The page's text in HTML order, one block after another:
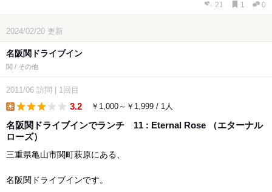
21 1 0
2024/02/20 更新
名阪関ドライブイン
関 / その他
2011/06 訪問 1回目
3.2 ￥1,000～￥1,999 / 1人
名阪関ドライブインでランチ 11 : Eternal Rose （エターナル
ローズ）
三重県亀山市関町萩原にある、
名阪関ドライブインです。